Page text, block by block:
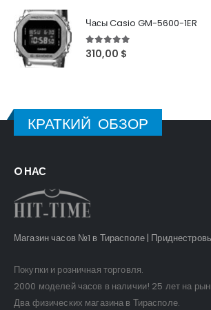
Часы Casio GM-5600-1ER
5out of 5
310,00 $
КРАТКИЙ ОБЗОР
O НАС
Магазин часов №1 в Тирасполе |
Покупки и розничная торговля.
2000 моделей часов в наличии! 25 лет на
Два физических магазина в Тирасполе.